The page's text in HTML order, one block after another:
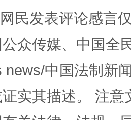
麦地、白藏房 除
民发表评论感言
众传媒、中国全
news/中国法制新
实其描述。 注